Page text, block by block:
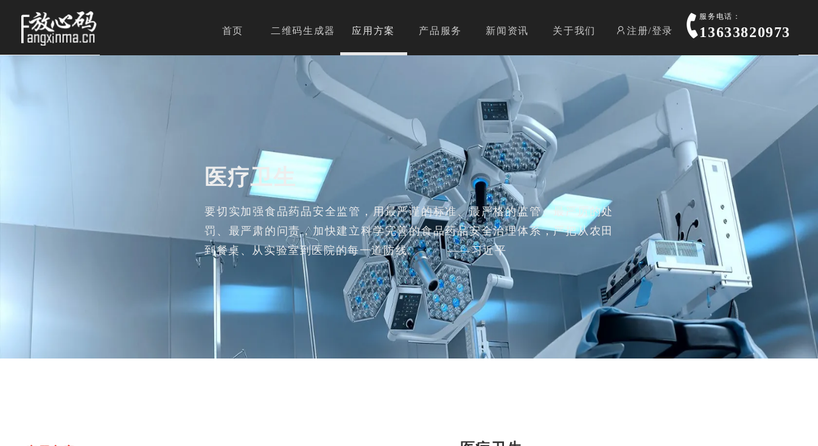
首页 二维码生成器 应用方案 产品服务 新闻资讯 关于我们 注册/登录
服务电话：
13633820973
医疗卫生
要切实加强食品药品安全监管，用最严谨的标准、最严格的监管、最严厉的处
罚、最严肃的问责，加快建立科学完善的食品药品安全治理体系，严把从农田
到餐桌、从实验室到医院的每一道防线。 ——习近平